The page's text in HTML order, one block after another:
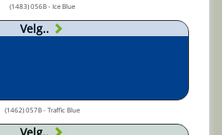
(1483) 056B - Ice Blue
Velg..
(1462) 057B - Traffic Blue